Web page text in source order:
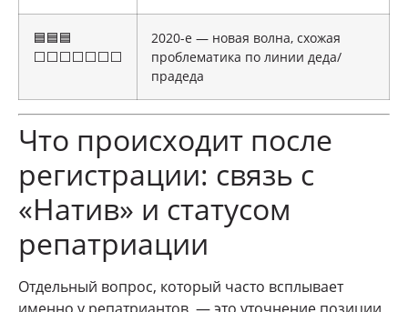
🟦🟦🟦
⬜⬜⬜⬜⬜⬜⬜
2020-е — новая волна, схожая
проблематика по линии деда/
прадеда
Что происходит после
регистрации: связь с
«Натив» и статусом
репатриации
Отдельный вопрос, который часто всплывает